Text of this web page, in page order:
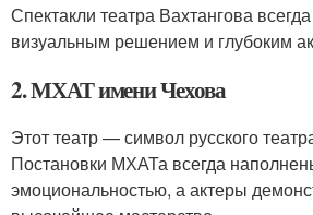
Спектакли театра Вахтангова
визуальным решением и глубоким
2. МХАТ имени Чехова
Этот театр — символ русского
Постановки МХАТа всегда
эмоциональностью, а актеры